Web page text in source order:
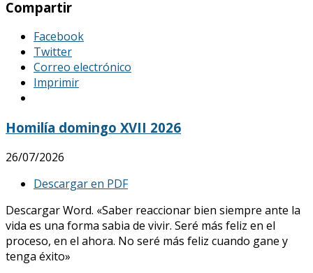
Compartir
Facebook
Twitter
Correo electrónico
Imprimir
Homilía domingo XVII 2026
26/07/2026
Descargar en PDF
Descargar Word. «Saber reaccionar bien siempre ante la
vida es una forma sabia de vivir. Seré más feliz en el
proceso, en el ahora. No seré más feliz cuando gane y
tenga éxito»